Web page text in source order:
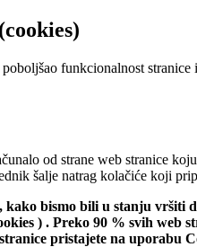
funkcionalnost stranice
od strane web stranice
šalje natrag kolačiće koji
bismo bili u stanju vršiti
) . Preko 90 % svih web
pristajete na uporabu